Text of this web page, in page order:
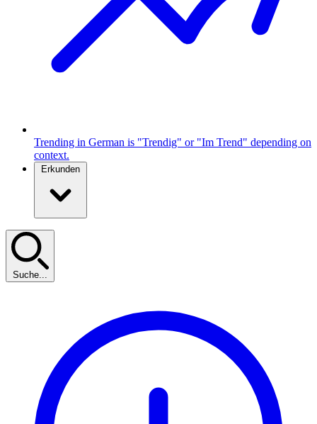
Trending in German is "Trendig" or "Im Trend" depending on
context.
Erkunden
Suche...